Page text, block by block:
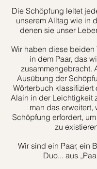
Die Schöpfung leitet
unserem Alltag wie in
denen sie unser
Wir haben diese beiden
in dem Paar, das
zusammengebracht.
Ausübung der
Wörterbuch klassifiziert
Alain in der Leichtigkeit
man das erweitert,
Schöpfung erfordert,
zu
Wir sind ein Paar, ein
Duo... aus